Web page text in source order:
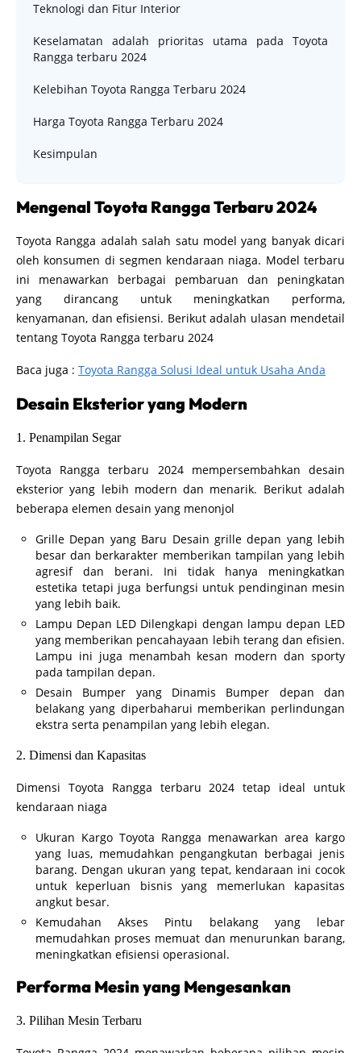
Teknologi dan Fitur Interior
Keselamatan adalah prioritas utama pada Toyota
Rangga terbaru 2024
Kelebihan Toyota Rangga Terbaru 2024
Harga Toyota Rangga Terbaru 2024
Kesimpulan
Mengenal Toyota Rangga Terbaru 2024
Toyota Rangga adalah salah satu model yang banyak dicari
oleh konsumen di segmen kendaraan niaga. Model terbaru
ini menawarkan berbagai pembaruan dan peningkatan
yang dirancang untuk meningkatkan performa,
kenyamanan, dan efisiensi. Berikut adalah ulasan mendetail
tentang Toyota Rangga terbaru 2024
Baca juga : Toyota Rangga Solusi Ideal untuk Usaha Anda
Desain Eksterior yang Modern
1. Penampilan Segar
Toyota Rangga terbaru 2024 mempersembahkan desain
eksterior yang lebih modern dan menarik. Berikut adalah
beberapa elemen desain yang menonjol
Grille Depan yang Baru Desain grille depan yang lebih
besar dan berkarakter memberikan tampilan yang lebih
agresif dan berani. Ini tidak hanya meningkatkan
estetika tetapi juga berfungsi untuk pendinginan mesin
yang lebih baik.
Lampu Depan LED Dilengkapi dengan lampu depan LED
yang memberikan pencahayaan lebih terang dan efisien.
Lampu ini juga menambah kesan modern dan sporty
pada tampilan depan.
Desain Bumper yang Dinamis Bumper depan dan
belakang yang diperbaharui memberikan perlindungan
ekstra serta penampilan yang lebih elegan.
2. Dimensi dan Kapasitas
Dimensi Toyota Rangga terbaru 2024 tetap ideal untuk
kendaraan niaga
Ukuran Kargo Toyota Rangga menawarkan area kargo
yang luas, memudahkan pengangkutan berbagai jenis
barang. Dengan ukuran yang tepat, kendaraan ini cocok
untuk keperluan bisnis yang memerlukan kapasitas
angkut besar.
Kemudahan Akses Pintu belakang yang lebar
memudahkan proses memuat dan menurunkan barang,
meningkatkan efisiensi operasional.
Performa Mesin yang Mengesankan
3. Pilihan Mesin Terbaru